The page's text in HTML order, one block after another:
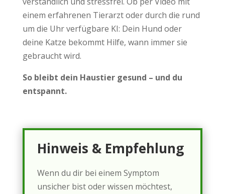
einem erfahrenen Tierarzt oder durch die rund
um die Uhr verfügbare KI: Dein Hund oder
deine Katze bekommt Hilfe, wann immer sie
gebraucht wird.
So bleibt dein Haustier gesund – und du
entspannt.
Hinweis & Empfehlung
Wenn du dir bei einem Symptom
unsicher bist oder wissen möchtest,